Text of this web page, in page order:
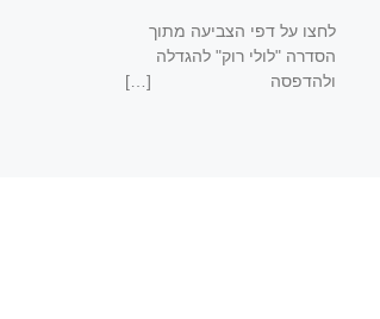
לחצו על דפי הצביעה מתוך
הסדרה "לולי רוק" להגדלה
ולהדפסה […]